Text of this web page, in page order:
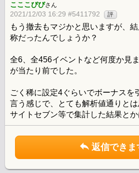
こここびびさん
2021/12/03 16:29 #5411792 評
もう撤去もマジかと思いますが、
称だったんでしょうか？
全6、全456イベントなど何度か見
が当たり前でした。
ごく稀に設定4ぐらいでボーナスを
言う感じで、とても解析値通りとは
サイトセブン等で集計した結果と
返信できま